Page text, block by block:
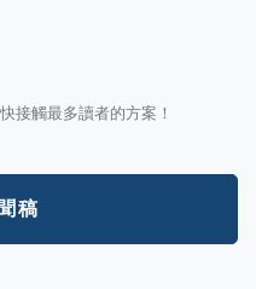
接觸最多讀者的方案！
稿